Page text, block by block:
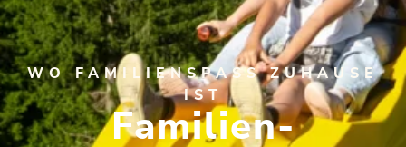
WO FAMILIENSPASS ZUHAUSE
IST
Familien-